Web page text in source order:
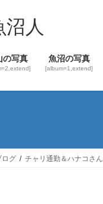
人
の写真 魚沼の写真
[album=1,extend]
ログ チャリ通勤＆ハナコさん